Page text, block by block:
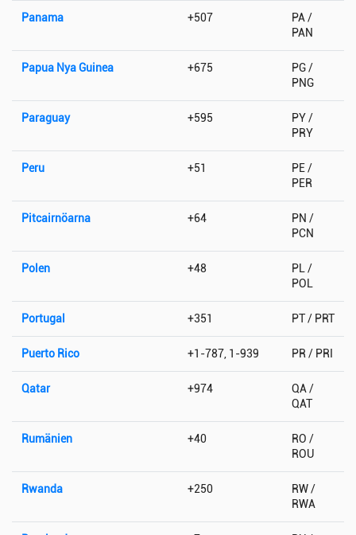
Panama +507
PA /
PAN
Papua Nya Guinea +675
PG /
PNG
Paraguay +595
PY /
PRY
Peru +51
PE /
PER
Pitcairnöarna +64
PN /
PCN
Polen +48
PL /
POL
Portugal +351 PT / PRT
Puerto Rico +1-787, 1-939 PR / PRI
Qatar +974
QA /
QAT
Rumänien +40
RO /
ROU
Rwanda +250
RW /
RWA